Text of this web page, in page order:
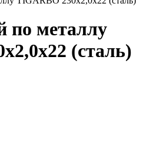
по металлу
(сталь)